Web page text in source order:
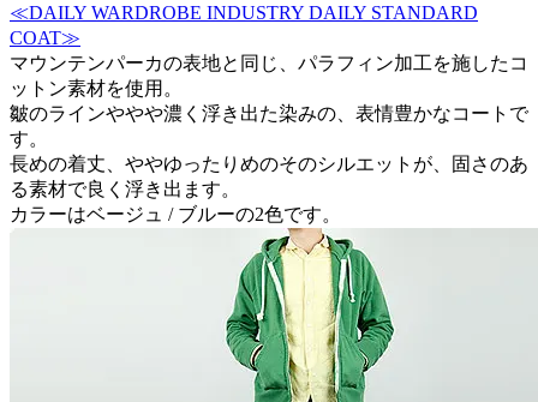
≪DAILY WARDROBE INDUSTRY DAILY STANDARD
COAT≫
マウンテンパーカの表地と同じ、パラフィン加工を施したコ
ットン素材を使用。
皺のラインややや濃く浮き出た染みの、表情豊かなコートで
す。
長めの着丈、ややゆったりめのそのシルエットが、固さのあ
る素材で良く浮き出ます。
カラーはベージュ / ブルーの2色です。